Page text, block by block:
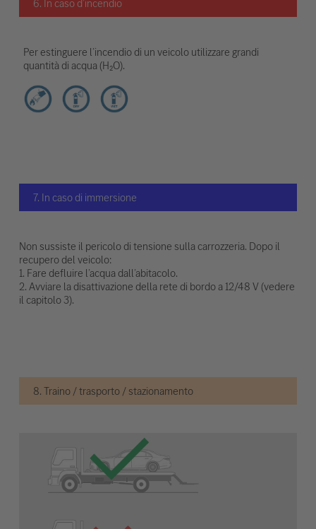
6. In caso d’incendio
Per estinguere l’incendio di un veicolo utilizzare grandi
quantità di acqua (H₂O).
7. In caso di immersione
Non sussiste il pericolo di tensione sulla carrozzeria. Dopo il
recupero del veicolo:
1. Fare defluire l’acqua dall’abitacolo.
2. Avviare la disattivazione della rete di bordo a 12/48 V (vedere
il capitolo 3).
8. Traino / trasporto / stazionamento